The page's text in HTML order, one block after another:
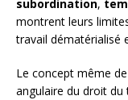
subordination,
montrent leurs
travail dématérialisé
Le concept même de
angulaire du droit du